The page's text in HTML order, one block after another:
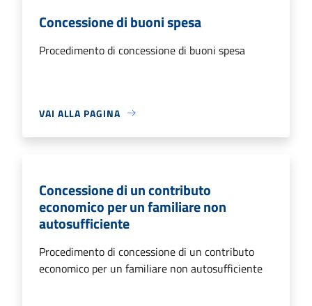
Concessione di buoni spesa
Procedimento di concessione di buoni spesa
VAI ALLA PAGINA
Concessione di un contributo
economico per un familiare non
autosufficiente
Procedimento di concessione di un contributo
economico per un familiare non autosufficiente